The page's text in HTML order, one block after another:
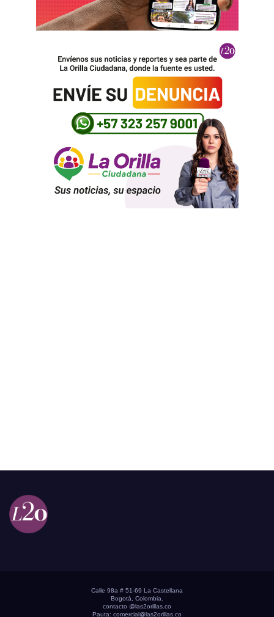
Calle 98a # 51-69 La Castellana
Bogotá, Colombia.
contacto @las2orillas.co
Pauta: comercial@las2orillas.co